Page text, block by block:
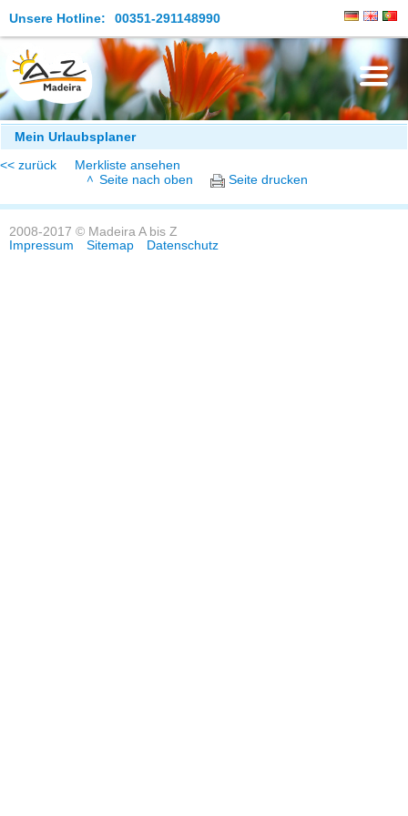
Unsere Hotline: 00351-291148990
Die Insel
Madeira Erleben
Aktuelles
Reiseangebote
Mein Urlaubsplaner
<< zurück
Merkliste ansehen
Seite nach oben
Seite drucken
2008-2017 © Madeira A bis Z
Impressum
Sitemap Datenschutz